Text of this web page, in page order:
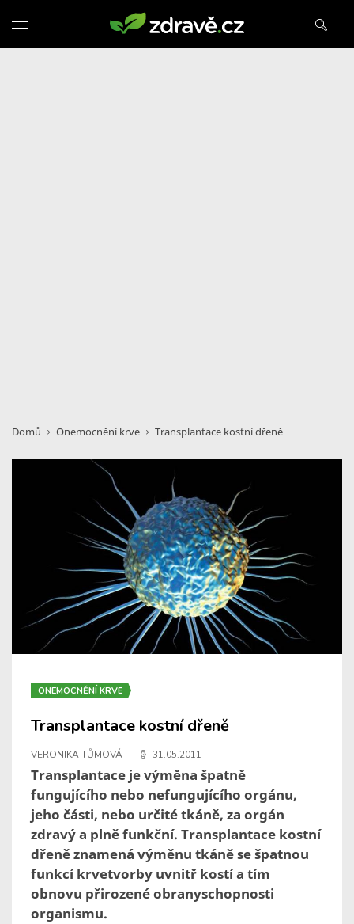
Domů Onemocnění krve Transplantace kostní dřeně
ONEMOCNĚNÍ KRVE
Transplantace kostní dřeně
VERONIKA TŮMOVÁ 31.05.2011
Transplantace je výměna špatně
fungujícího nebo nefungujícího orgánu,
jeho části, nebo určité tkáně, za orgán
zdravý a plně funkční. Transplantace kostní
dřeně znamená výměnu tkáně se špatnou
funkcí krvetvorby uvnitř kostí a tím
obnovu přirozené obranyschopnosti
organismu.